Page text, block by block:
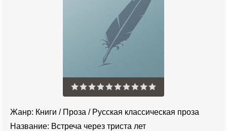
Жанр: Книги / Проза / Русская классическая проза
Название: Встреча через триста лет